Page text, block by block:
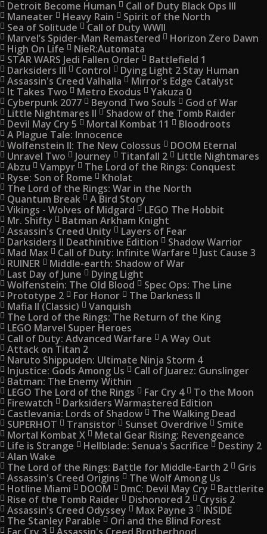
Detroit Become Human
Call of Duty Black Ops III
Maneater
Heavy Rain
Spirit of the North
Sea of Solitude
Call of Duty WWII
Marvel’s Spider-Man Remastered
Horizon Zero Dawn
High On Life
NieR:Automata
STAR WARS Jedi Fallen Order
Battlefield 1
Darksiders III
Control
Dying Light 2 Stay Human
Assassin's Creed Valhalla
Mirror's Edge Catalyst
It Takes Two
Metro Exodus
Yakuza 0
Cyberpunk 2077
Beyond Two Souls
God of War
Little Nightmares II
Shadow of the Tomb Raider
Devil May Cry 5
Mortal Kombat 11
Bloodroots
A Plague Tale: Innocence
Wolfenstein II: The New Colossus
DOOM Eternal
Unravel Two
Journey Titanfall 2
Little Nightmares
Abzu
Vampyr
The Lord of the Rings: Conquest
Ryse: Son of Rome
Kholat
The Lord of the Rings: War in the North
Quantum Break
A Bird Story
Vikings - Wolves of Midgard
LEGO The Hobbit
Mr. Shifty
Batman Arkham Knight
Assassin's Creed Unity
Layers of Fear
Darksiders II Deathinitive Edition
Shadow Warrior
Mad Max
Call of Duty: Infinite Warfare
Just Cause 3
RUINER
Middle-earth: Shadow of War
Last Day of June
Dying Light
Wolfenstein: The Old Blood
Spec Ops: The Line
Prototype 2
For Honor
The Darkness II
Mafia II (Classic)
Vanquish
The Lord of the Rings: The Return of the King
LEGO Marvel Super Heroes
Call of Duty: Advanced Warfare
A Way Out
Attack on Titan 2
Naruto Shippuden: Ultimate Ninja Storm 4
Injustice: Gods Among Us
Call of Juarez: Gunslinger
Batman: The Enemy Within
LEGO The Lord of the Rings
Far Cry 4
To the Moon
Firewatch
Darksiders Warmastered Edition
Castlevania: Lords of Shadow
The Walking Dead
SUPERHOT
Transistor Sunset Overdrive
Smite
Mortal Kombat X
Metal Gear Rising: Revengeance
Life is Strange
Hellblade: Senua's Sacrifice
Destiny 2
Alan Wake
The Lord of the Rings: Battle for Middle-Earth 2
Gris
Assassin's Creed Origins
The Wolf Among Us
Hotline Miami
DOOM DmC: Devil May Cry
Battlerite
Rise of the Tomb Raider
Dishonored 2
Crysis 2
Assassin's Creed Odyssey
Max Payne 3
INSIDE
The Stanley Parable
Ori and the Blind Forest